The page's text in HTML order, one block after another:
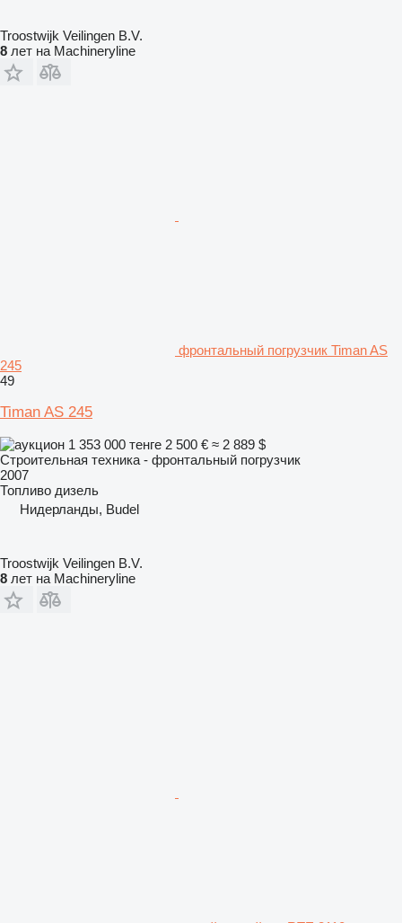
Troostwijk Veilingen B.V.
8 лет на Machineryline
фронтальный погрузчик Timan AS
245
49
Timan AS 245
1 353 000 тенге 2 500 € ≈ 2 889 $
Строительная техника - фронтальный погрузчик
2007
Топливо дизель
Нидерланды, Budel
Troostwijk Veilingen B.V.
8 лет на Machineryline